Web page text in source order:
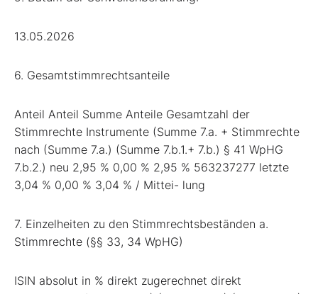
13.05.2026
6. Gesamtstimmrechtsanteile
Anteil Anteil Summe Anteile Gesamtzahl der
Stimmrechte Instrumente (Summe 7.a. + Stimmrechte
nach (Summe 7.a.) (Summe 7.b.1.+ 7.b.) § 41 WpHG
7.b.2.) neu 2,95 % 0,00 % 2,95 % 563237277 letzte
3,04 % 0,00 % 3,04 % / Mittei- lung
7. Einzelheiten zu den Stimmrechtsbeständen a.
Stimmrechte (§§ 33, 34 WpHG)
ISIN absolut in % direkt zugerechnet direkt